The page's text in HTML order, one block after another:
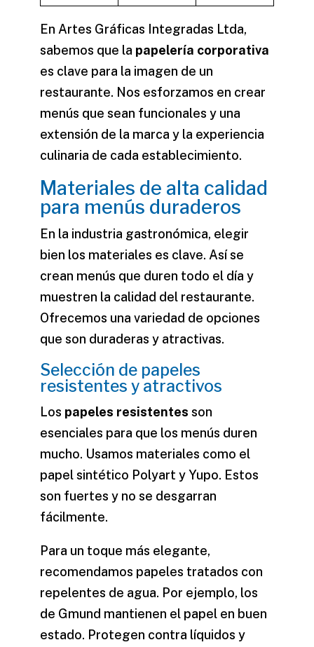
En Artes Gráficas Integradas Ltda,
sabemos que la papelería corporativa
es clave para la imagen de un
restaurante. Nos esforzamos en crear
menús que sean funcionales y una
extensión de la marca y la experiencia
culinaria de cada establecimiento.
Materiales de alta calidad
para menús duraderos
En la industria gastronómica, elegir
bien los materiales es clave. Así se
crean menús que duren todo el día y
muestren la calidad del restaurante.
Ofrecemos una variedad de opciones
que son duraderas y atractivas.
Selección de papeles
resistentes y atractivos
Los papeles resistentes son
esenciales para que los menús duren
mucho. Usamos materiales como el
papel sintético Polyart y Yupo. Estos
son fuertes y no se desgarran
fácilmente.
Para un toque más elegante,
recomendamos papeles tratados con
repelentes de agua. Por ejemplo, los
de Gmund mantienen el papel en buen
estado. Protegen contra líquidos y